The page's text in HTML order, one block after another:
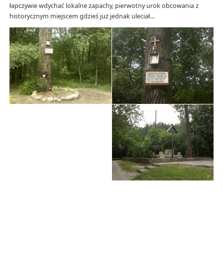
łapczywie wdychać lokalne zapachy, pierwotny urok obcowania z
historycznym miejscem gdzieś już jednak uleciał…